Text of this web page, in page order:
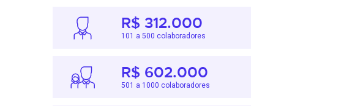
R$ 312.000
101 a 500 colaboradores
R$ 602.000
501 a 1000 colaboradores